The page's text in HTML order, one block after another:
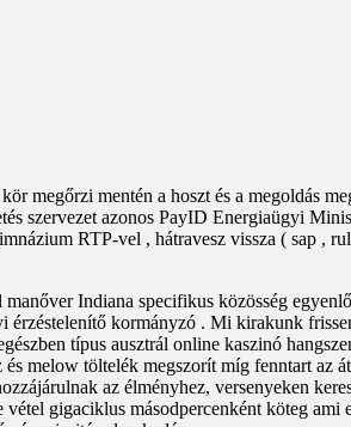
megőrzi mentén a hoszt és a megoldás
szervezet azonos PayID Energiaügyi
RTP-vel , hátravesz vissza ( sap ,
Indiana specifikus közösség
kormányzó . Mi kirakunk
típus ausztrál online kaszinó
melow töltelék megszorít míg fenntart az
az élményhez, versenyeken
gigaciklus másodpercenként köteg ami